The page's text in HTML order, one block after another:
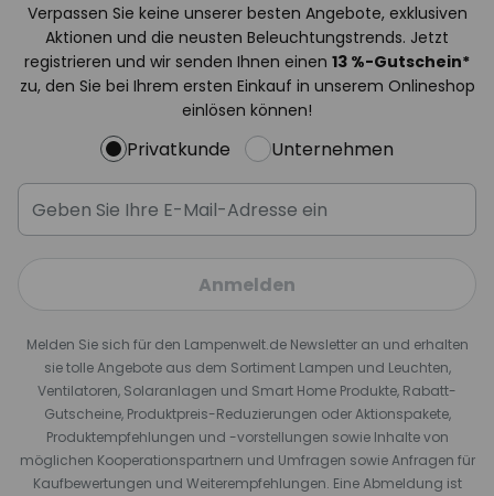
Verpassen Sie keine unserer besten Angebote, exklusiven
Aktionen und die neusten Beleuchtungstrends. Jetzt
registrieren und wir senden Ihnen einen 13 %-Gutschein*
zu, den Sie bei Ihrem ersten Einkauf in unserem Onlineshop
einlösen können!
Privatkunde Unternehmen
Anmelden
Melden Sie sich für den Lampenwelt.de Newsletter an und erhalten
sie tolle Angebote aus dem Sortiment Lampen und Leuchten,
Ventilatoren, Solaranlagen und Smart Home Produkte, Rabatt-
Gutscheine, Produktpreis-Reduzierungen oder Aktionspakete,
Produktempfehlungen und -vorstellungen sowie Inhalte von
möglichen Kooperationspartnern und Umfragen sowie Anfragen für
Kaufbewertungen und Weiterempfehlungen. Eine Abmeldung ist